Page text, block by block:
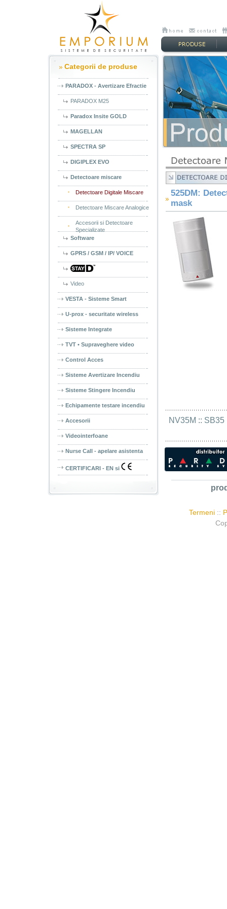
Categorii de produse
PARADOX - Avertizare Efractie
PARADOX M25
Paradox Insite GOLD
MAGELLAN
SPECTRA SP
DIGIPLEX EVO
Detectoare miscare
Detectoare Digitale Miscare
Detectoare Miscare Analogice
Accesorii si Detectoare
Specializate
Software
GPRS / GSM / IP/ VOICE
Video
VESTA - Sisteme Smart
U-prox - securitate wireless
Sisteme Integrate
TVT • Supraveghere video
Control Acces
Sisteme Avertizare Incendiu
Sisteme Stingere Incendiu
Echipamente testare incendiu
Accesorii
Videointerfoane
Nurse Call - apelare asistenta
CERTIFICARI - EN si
525DM:
mask
NV35M :: SB35
Termeni ::